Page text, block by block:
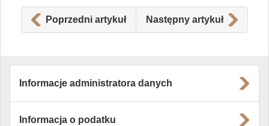
Poprzedni artykuł Następny artykuł
Informacje administratora danych
Informacja o podatku